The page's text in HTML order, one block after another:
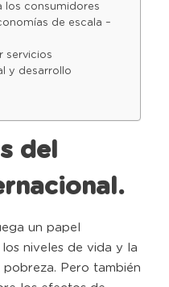
los consumidores
de escala –
servicios
y desarrollo
del
un papel
niveles de vida y la
Pero también